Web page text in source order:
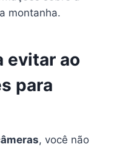
montanha.
evitar ao
para
, você não